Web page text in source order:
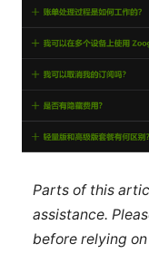
Parts of this
assistance.
before relying